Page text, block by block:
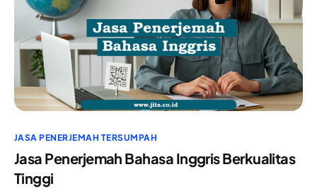
JASA PENERJEMAH TERSUMPAH
Jasa Penerjemah Bahasa Inggris Berkualitas
Tinggi